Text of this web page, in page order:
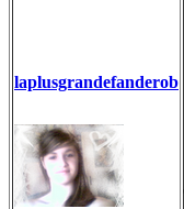
laplusgrandefanderob